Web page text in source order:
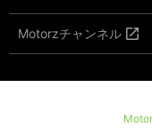
Motorzチャンネル